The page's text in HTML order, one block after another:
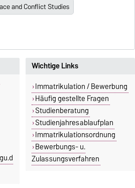
and Conflict Studies
Wichtige Links
Immatrikulation / Bewerbung
Häufig gestellte Fragen
Studienberatung
Studienjahresablaufplan
Immatrikulationsordnung
Bewerbungs- u.
Zulassungsverfahren